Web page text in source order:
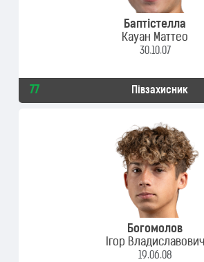
Баптістелла
Кауан Маттео
30.10.07
77 Півзахисник
Богомолов
Ігор Владиславович
19.06.08